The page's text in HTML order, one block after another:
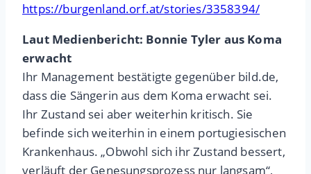
https://burgenland.orf.at/stories/3358394/
Laut Medienbericht: Bonnie Tyler aus Koma
erwacht
Ihr Management bestätigte gegenüber bild.de,
dass die Sängerin aus dem Koma erwacht sei.
Ihr Zustand sei aber weiterhin kritisch. Sie
befinde sich weiterhin in einem portugiesischen
Krankenhaus. „Obwohl sich ihr Zustand bessert,
verläuft der Genesungsprozess nur langsam“,